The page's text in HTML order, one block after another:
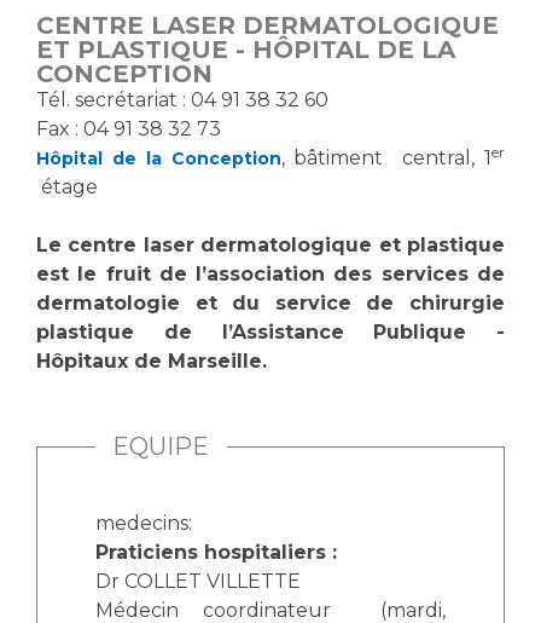
Vous allez être hospitalisé(e)
Vous avez un examen d'imagerie ou de radiologie
à réaliser
Vous avez une analyse à réaliser
Vous venez en consultation
myaphm, votre espace santé en ligne
Vivre ensemble à l'hôpital
Culture à l'hôpital
Les associations
Livret d'accueil
Transports sanitaires
Vos droits, vos devoirs
Emplois administratifs
Emplois médicaux
Espace Formation
Étudiants hospitaliers
Emplois techniques et médico-techniques
Emplois socio-éducatifs
Statuts
Stages paramédicaux
La recherche clinique à l'AP-HM
Écoles et Instituts de Formation
CENTRE LASER DERMATOLOGIQUE
ET PLASTIQUE - HÔPITAL DE LA
CONCEPTION
Tél. secrétariat : 04 91 38 32 60
Fax : 04 91 38 32 73
Hôpital de la Conception, bâtiment central, 1er
étage
Le centre laser dermatologique et plastique
est le fruit de l’association des services de
dermatologie et du service de chirurgie
plastique de l’Assistance Publique -
Hôpitaux de Marseille.
EQUIPE
medecins:
Praticiens hospitaliers :
Dr COLLET VILLETTE
Médecin coordinateur (mardi,